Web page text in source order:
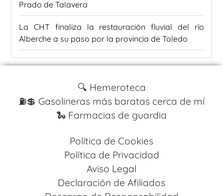
Prado de Talavera
La CHT finaliza la restauración fluvial del río
Alberche a su paso por la provincia de Toledo
🔍 Hemeroteca
⛽️💲 Gasolineras más baratas cerca de mí
🐍 Farmacias de guardia
Política de Cookies
Política de Privacidad
Aviso Legal
Declaración de Afiliados